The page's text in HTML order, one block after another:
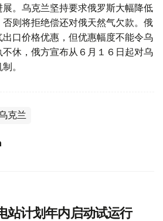
。乌克兰坚持要求俄罗斯大幅降低
则将拒绝偿还对俄天然气欠款。俄
口价格优惠，但优惠幅度不能令乌
休，俄方宣布从６月１６日起对乌
。
克兰
站计划年内启动试运行